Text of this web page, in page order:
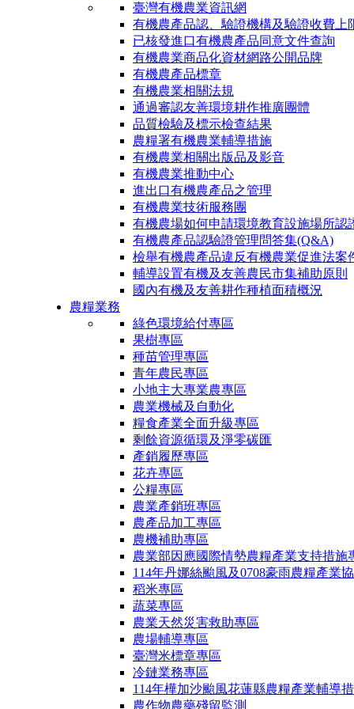
臺灣有機農業資訊網
有機農產品認、驗證機構及驗證收費上
已核發進口有機農產品同意文件查詢
有機農業商品化資材網路公開品牌
有機農產品標章
有機農業相關法規
通過審認友善環境耕作推廣團體
品質檢驗及標示檢查結果
農糧署有機農業輔導措施
有機農業相關出版品及影音
有機農業推動中心
進出口有機農產品之管理
有機農業技術服務團
有機農場如何申請環境教育設施場所認
有機農產品認驗證管理問答集(Q&A)
檢舉有機農產品違反有機農業促進法案
輔導設置有機及友善農民市集補助原則
國內有機及友善耕作種植面積概況
農糧業務
綠色環境給付專區
果樹專區
種苗管理專區
青年農民專區
小地主大專業農專區
農業機械及自動化
糧食產業全面升級專區
剩餘資源循環及淨零碳匯
產銷履歷專區
花卉專區
公糧專區
農業產銷班專區
農產品加工專區
農機補助專區
農業部因應國際情勢農糧產業支持措施
114年丹娜絲颱風及0708豪雨農糧產業
稻米專區
蔬菜專區
農業天然災害救助專區
農場輔導專區
臺灣米標章專區
冷鏈業務專區
114年樺加沙颱風花蓮縣農糧產業輔導
農作物農藥殘留監測